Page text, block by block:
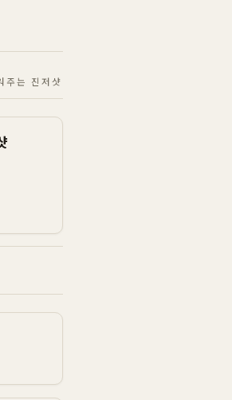
주는 진저샷